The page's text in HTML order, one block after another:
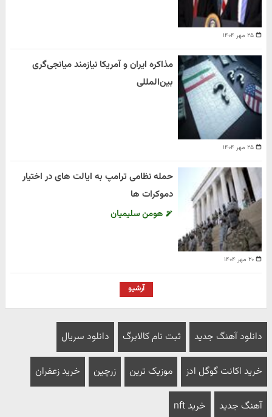
۲۵ مهر ۱۴۰۴
۲۵ مهر ۱۴۰۴
مذاکره ایران و آمریکا نیازمند میانجی‌گری
بین‌المللی
۲۰ مهر ۱۴۰۴
حمله نظامی ترامپ به ایالت های در اختیار
دموکرات ها
هومن سلیمیان
آرشیو
دانلود آهنگ جدید ثبت نام کالابرگ دانلود سریال
خرید اکانت گوگل ادز موزیک ترین زرچین خرید زعفران
آهنگ جدید خرید nft